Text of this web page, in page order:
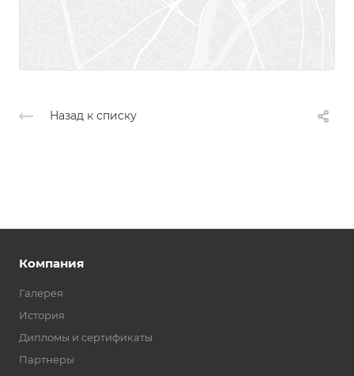
Назад к списку
Компания
Галерея
История
Дипломы и сертификаты
Партнеры